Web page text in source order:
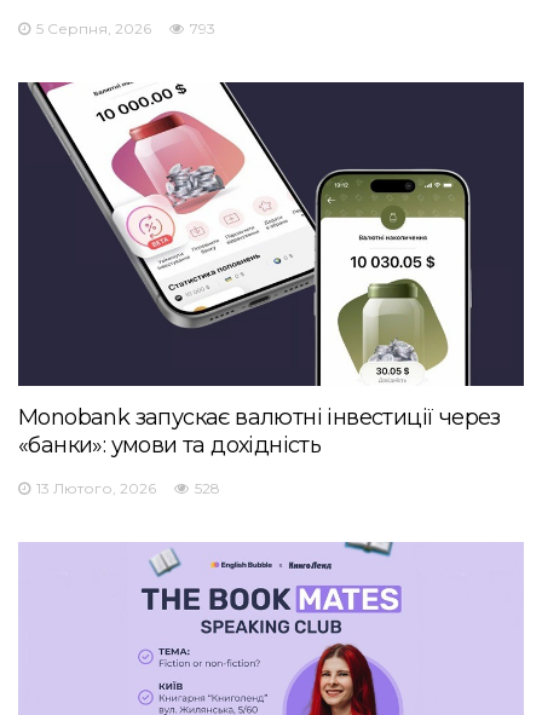
5 Серпня, 2026 793
Monobank запускає валютні інвестиції через
«банки»: умови та дохідність
13 Лютого, 2026 528